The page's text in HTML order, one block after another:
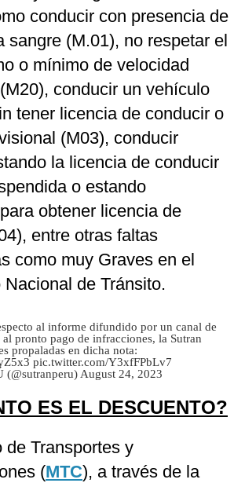
conducir con presencia de
sangre (M.01), no respetar el
o mínimo de velocidad
conducir un vehículo
tener licencia de conducir o
(M03), conducir
la licencia de conducir
o estando
obtener licencia de
entre otras faltas
como muy Graves en el
de Tránsito.
al informe difundido por un canal de
pronto pago de infracciones, la Sutran
propaladas en dicha nota:
pic.twitter.com/Y3xfFPbLv7
(@sutranperu)August 24, 2023
ES EL DESCUENTO?
de Transportes y
(MTC), a través de la